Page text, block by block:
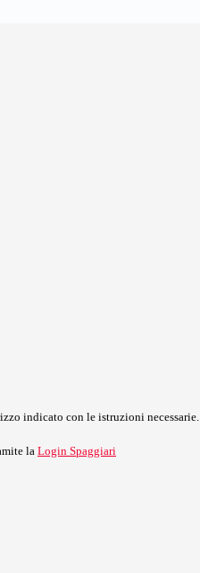
indicato con le istruzioni necessarie.
la Login Spaggiari